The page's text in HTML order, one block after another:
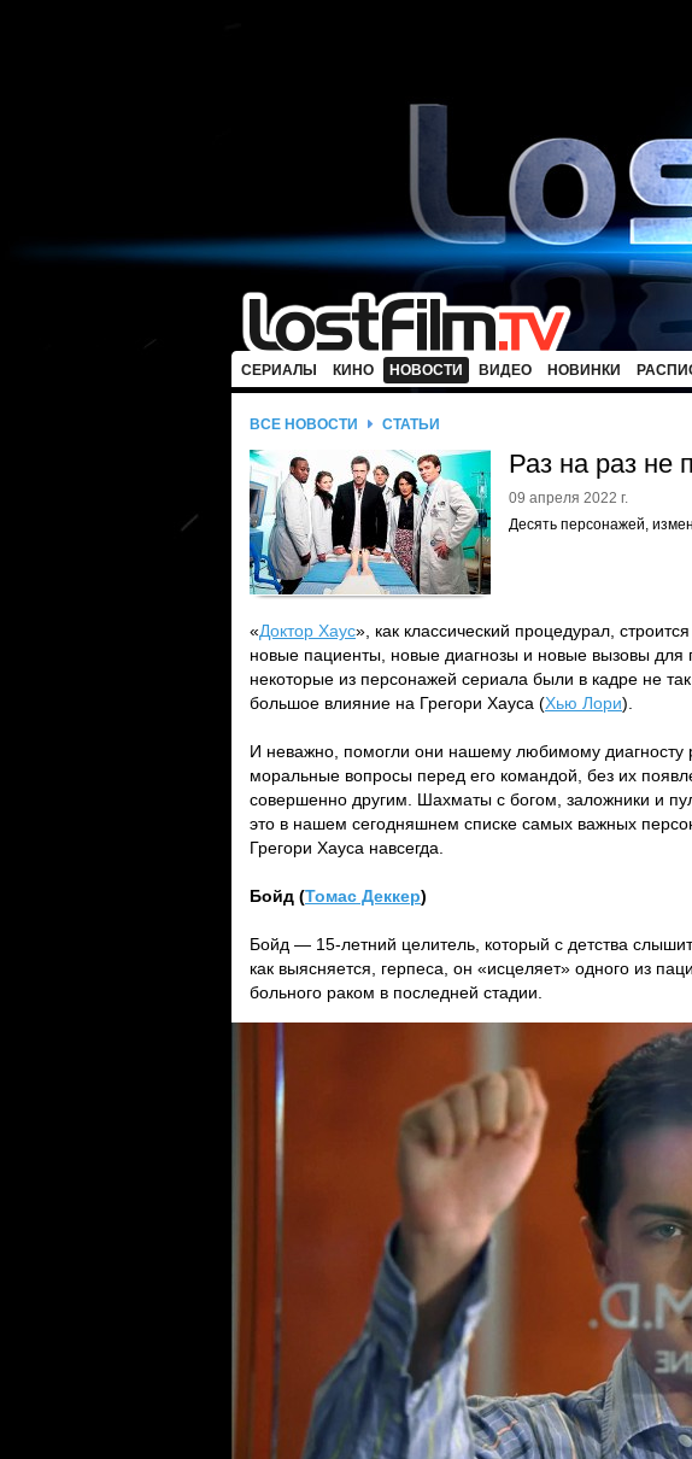
СЕРИАЛЫ КИНО НОВОСТИ ВИДЕО НОВИНКИ
ВСЕ НОВОСТИ СТАТЬИ
Раз на раз не
09 апреля 2022 г.
Десять персонажей,
«Доктор Хаус», как классический процедурал,
новые пациенты, новые диагнозы и новые вызовы для
некоторые из персонажей сериала были в кадре не
большое влияние на Грегори Хауса (Хью Лори).
И неважно, помогли они нашему любимому диагносту
моральные вопросы перед его командой, без их
совершенно другим. Шахматы с богом, заложники и
это в нашем сегодняшнем списке самых важных
Грегори Хауса навсегда.
Бойд (Томас Деккер)
Бойд — 15-летний целитель, который с детства
как выясняется, герпеса, он «исцеляет» одного из
больного раком в последней стадии.